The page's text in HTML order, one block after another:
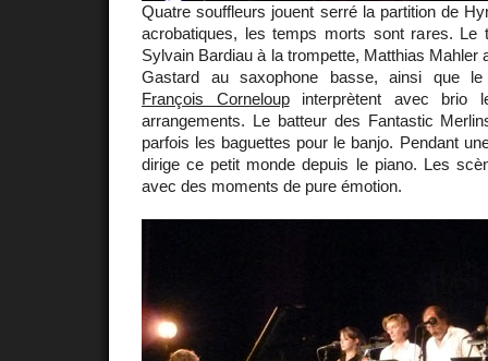
Quatre souffleurs jouent serré la partition de
acrobatiques, les temps morts sont rares.
Sylvain Bardiau à la trompette, Matthias Mahler
Gastard au saxophone basse, ainsi que le
François Corneloupinterprètent avec brio
arrangements. Le batteur des Fantastic
parfois les baguettes pour le banjo. Pendant
dirige ce petit monde depuis le piano. Les
avec des moments de pure émotion.